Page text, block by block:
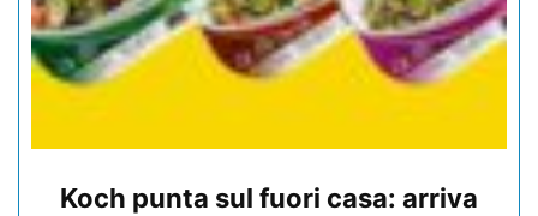
Koch punta sul fuori casa: arriva